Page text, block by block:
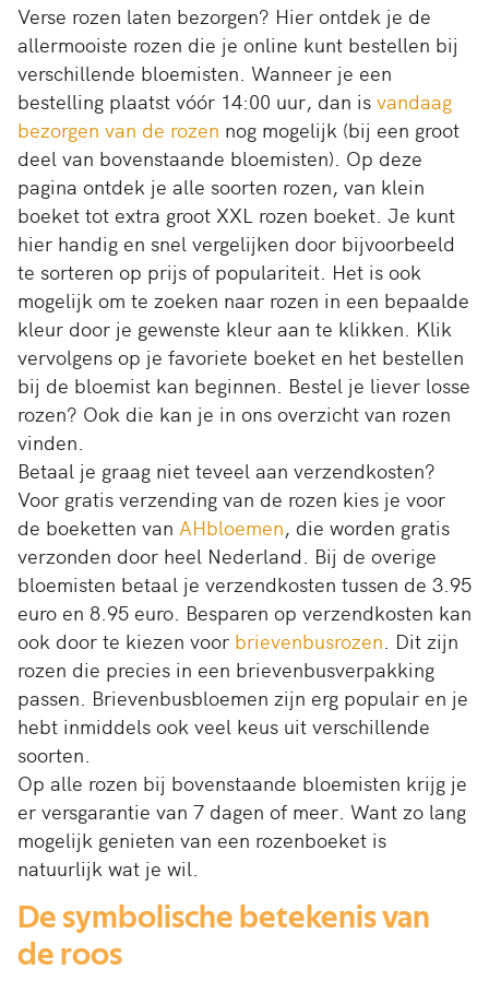
Verse rozen laten bezorgen? Hier ontdek je de
allermooiste rozen die je online kunt bestellen bij
verschillende bloemisten. Wanneer je een
bestelling plaatst vóór 14:00 uur, dan is vandaag
bezorgen van de rozen nog mogelijk (bij een groot
deel van bovenstaande bloemisten). Op deze
pagina ontdek je alle soorten rozen, van klein
boeket tot extra groot XXL rozen boeket. Je kunt
hier handig en snel vergelijken door bijvoorbeeld
te sorteren op prijs of populariteit. Het is ook
mogelijk om te zoeken naar rozen in een bepaalde
kleur door je gewenste kleur aan te klikken. Klik
vervolgens op je favoriete boeket en het bestellen
bij de bloemist kan beginnen. Bestel je liever losse
rozen? Ook die kan je in ons overzicht van rozen
vinden.
Betaal je graag niet teveel aan verzendkosten?
Voor gratis verzending van de rozen kies je voor
de boeketten van AHbloemen, die worden gratis
verzonden door heel Nederland. Bij de overige
bloemisten betaal je verzendkosten tussen de 3.95
euro en 8.95 euro. Besparen op verzendkosten kan
ook door te kiezen voor brievenbusrozen . Dit zijn
rozen die precies in een brievenbusverpakking
passen. Brievenbusbloemen zijn erg populair en je
hebt inmiddels ook veel keus uit verschillende
soorten.
Op alle rozen bij bovenstaande bloemisten krijg je
er versgarantie van 7 dagen of meer. Want zo lang
mogelijk genieten van een rozenboeket is
natuurlijk wat je wil.
De symbolische betekenis van
de roos